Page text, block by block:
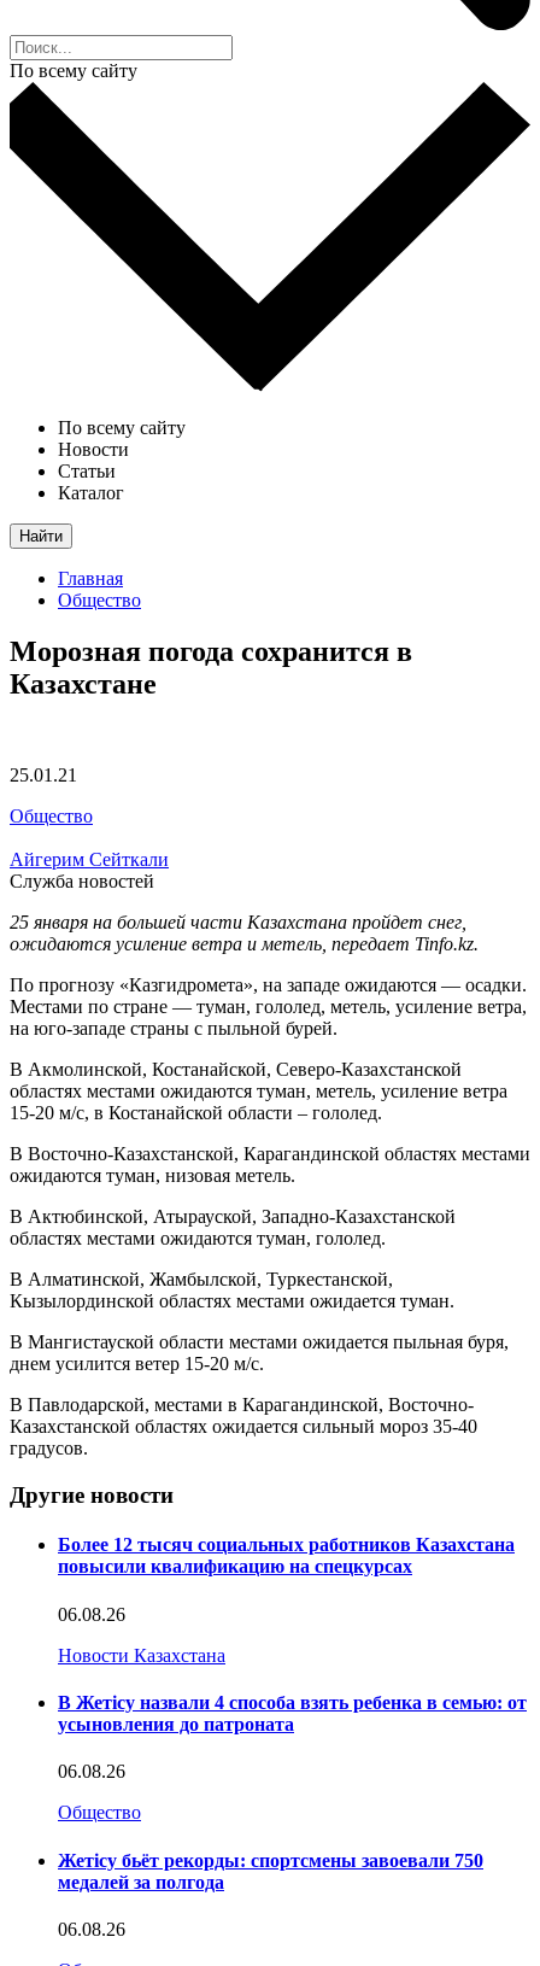
По всему сайту
По всему сайту
Новости
Статьи
Каталог
Найти
Главная
Общество
Морозная погода сохранится в
Казахстане
25.01.21
Общество
Айгерим Сейткали
Служба новостей
25 января на большей части Казахстана пройдет снег,
ожидаются усиление ветра и метель, передает Tinfo.kz.
По прогнозу «Казгидромета», на западе ожидаются — осадки.
Местами по стране — туман, гололед, метель, усиление ветра,
на юго-западе страны с пыльной бурей.
В Акмолинской, Костанайской, Северо-Казахстанской
областях местами ожидаются туман, метель, усиление ветра
15-20 м/с, в Костанайской области – гололед.
В Восточно-Казахстанской, Карагандинской областях местами
ожидаются туман, низовая метель.
В Актюбинской, Атырауской, Западно-Казахстанской
областях местами ожидаются туман, гололед.
В Алматинской, Жамбылской, Туркестанской,
Кызылординской областях местами ожидается туман.
В Мангистауской области местами ожидается пыльная буря,
днем усилится ветер 15-20 м/с.
В Павлодарской, местами в Карагандинской, Восточно-
Казахстанской областях ожидается сильный мороз 35-40
градусов.
Другие новости
Более 12 тысяч социальных работников Казахстана
повысили квалификацию на спецкурсах
06.08.26
Новости Казахстана
В Жетісу назвали 4 способа взять ребенка в семью: от
усыновления до патроната
06.08.26
Общество
Жетісу бьёт рекорды: спортсмены завоевали 750
медалей за полгода
06.08.26